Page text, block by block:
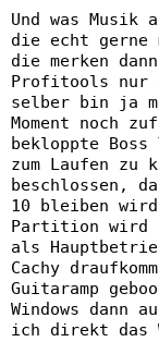
Und was Musik
die echt gerne
die merken
Profitools nur
selber bin ja
Moment noch
bekloppte
zum Laufen zu
beschlossen,
10 bleiben
Partition wird
als
Cachy
Guitaramp
Windows dann
ich direkt das